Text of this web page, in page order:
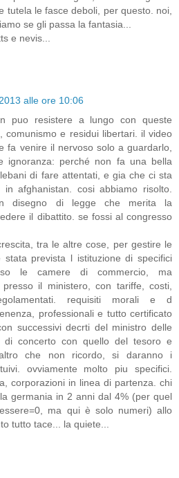
tutela le fasce deboli, per questo. noi,
se gli passa la fantasia...
e nevis...
alle ore 10:06
puo resistere a lungo con queste
comunismo e residui libertari. il video
fa venire il nervoso solo a guardarlo,
ignoranza: perché non fa una bella
di fare attentati, e gia che ci sta
afghanistan. cosi abbiamo risolto.
disegno di legge che merita la
il dibattito. se fossi al congresso
tra le altre cose, per gestire le
prevista l istituzione di specifici
le camere di commercio, ma
presso il ministero, con tariffe, costi,
requisiti morali e d
professionali e tutto certificato
successivi decrti del ministro delle
di concerto con quello del tesoro e
che non ricordo, si daranno i
ovviamente molto piu specifici.
corporazioni in linea di partenza. chi
germania in 2 anni dal 4% (per quel
ma qui è solo numeri) allo
tutto tace... la quiete...